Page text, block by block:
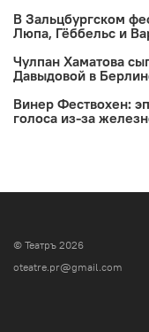
В Зальцбургском
Люпа, Гёббельс и
Чулпан Хаматова
Давыдовой в
Винер Фествохен:
голоса из-за
© Театръ 2026
oteatre.pr@gmail.com